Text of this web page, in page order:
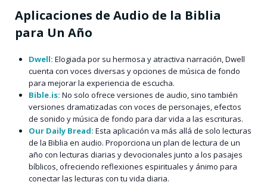
Aplicaciones de Audio de la Biblia
para Un Año
Dwell: Elogiada por su hermosa y atractiva narración, Dwell
cuenta con voces diversas y opciones de música de fondo
para mejorar la experiencia de escucha.
Bible.is: No solo ofrece versiones de audio, sino también
versiones dramatizadas con voces de personajes, efectos
de sonido y música de fondo para dar vida a las escrituras.
Our Daily Bread: Esta aplicación va más allá de solo lecturas
de la Biblia en audio. Proporciona un plan de lectura de un
año con lecturas diarias y devocionales junto a los pasajes
bíblicos, ofreciendo reflexiones espirituales y ánimo para
conectar las lecturas con tu vida diaria.